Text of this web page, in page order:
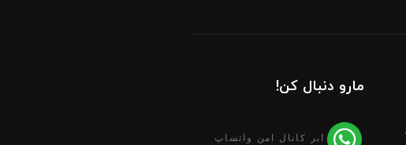
مارو دنبال کن!
ابر کانال امن واتساپ